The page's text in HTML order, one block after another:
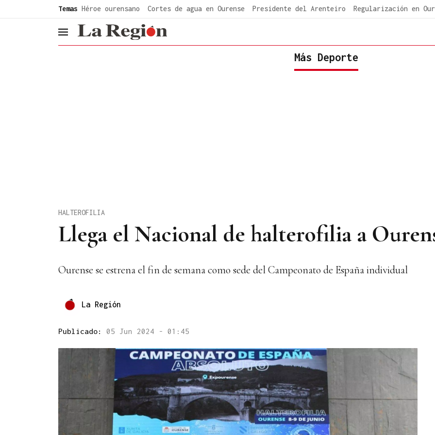
Temas Héroe ourensano Cortes de agua en Ourense Presidente del Arenteiro Regularización en
header.menu.open
Más Deporte
Llega el Nacional de halterofilia a
HALTEROFILIA
Ourense se estrena el fin de semana como sede del Campeonato de España individual
La Región
Publicado: 05 Jun 2024 - 01:45